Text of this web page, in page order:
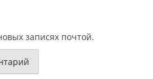
записях почтой.